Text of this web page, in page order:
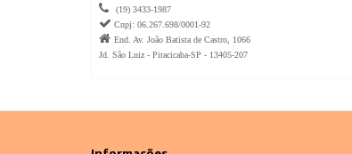
 (19) 3433-1987
 Cnpj: 06.267.698/0001-92
 End. Av. João Batista de Castro, 1066
Jd. São Luiz - Piracicaba-SP - 13405-207